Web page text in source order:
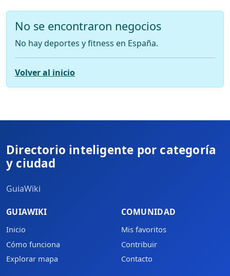
No se encontraron negocios
No hay deportes y fitness en España.
Volver al inicio
Directorio inteligente por categoría
y ciudad
GuiaWiki
GUIAWIKI
Inicio
Cómo funciona
Explorar mapa
COMUNIDAD
Mis favoritos
Contribuir
Contacto